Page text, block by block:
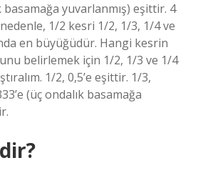
basamağa yuvarlanmış) eşittir. 4
1/2 kesri 1/2, 1/3, 1/4 ve
en büyüğüdür. Hangi kesrin
belirlemek için 1/2, 1/3 ve 1/4
1/2, 0,5’e eşittir. 1/3,
(üç ondalık basamağa